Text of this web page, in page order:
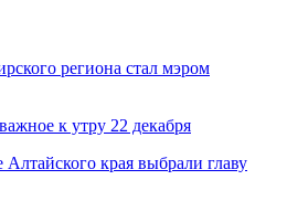
региона стал мэром
к утру 22 декабря
края выбрали главу